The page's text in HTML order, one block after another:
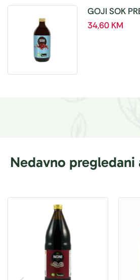
GOJI SOK
ml
34,60 KM
Nedavno